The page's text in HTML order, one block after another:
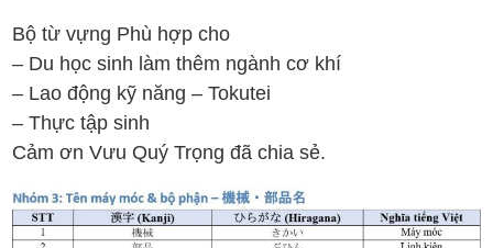
Bộ từ vựng Phù hợp cho
– Du học sinh làm thêm ngành cơ khí
– Lao động kỹ năng – Tokutei
– Thực tập sinh
Cảm ơn Vưu Quý Trọng đã chia sẻ.